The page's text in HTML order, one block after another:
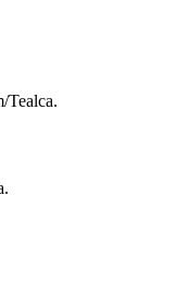
Tealca.